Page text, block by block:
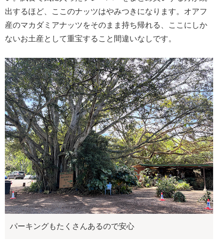
出するほど、ここのナッツはやみつきになります。オアフ
産のマカダミアナッツをそのまま持ち帰れる、ここにしか
ないお土産として重宝すること間違いなしです。
パーキングもたくさんあるので安心